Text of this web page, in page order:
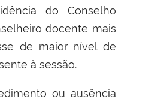
do Conselho
docente mais
de maior nível de
à sessão.
ou ausência